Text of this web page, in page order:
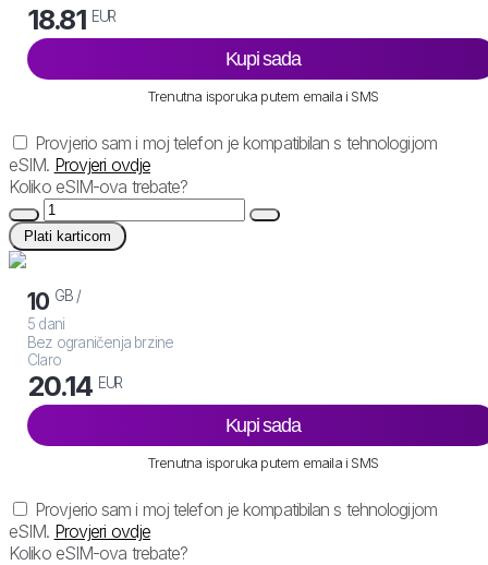
18.81 EUR
Kupi sada
Trenutna isporuka putem emaila i SMS
Provjerio sam i moj telefon je kompatibilan s tehnologijom
eSIM. Provjeri ovdje
Koliko eSIM-ova trebate?
Plati karticom
10 GB /
5 dani
Bez ograničenja brzine
Claro
20.14 EUR
Kupi sada
Trenutna isporuka putem emaila i SMS
Provjerio sam i moj telefon je kompatibilan s tehnologijom
eSIM. Provjeri ovdje
Koliko eSIM-ova trebate?